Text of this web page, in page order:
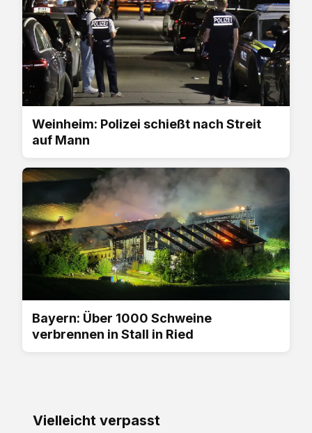
Weinheim: Polizei schießt nach Streit
auf Mann
Bayern: Über 1000 Schweine
verbrennen in Stall in Ried
Vielleicht verpasst